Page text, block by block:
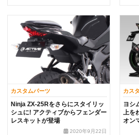
カスタムパーツ
Ninja ZX-25Rをさらにスタイリッ
シュに! アクティブからフェンダー
レスキットが登場
2020年9月22日
カス
ヨシ
上
オン